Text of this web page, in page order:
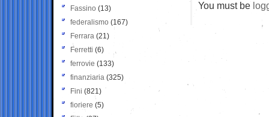
You must be
Fassino (13)
federalismo (167)
Ferrara (21)
Ferretti (6)
ferrovie (133)
finanziaria (325)
Fini (821)
fioriere (5)